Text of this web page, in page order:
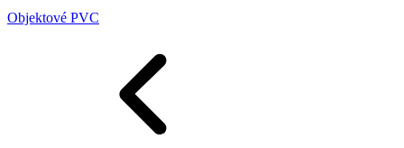
Objektové PVC